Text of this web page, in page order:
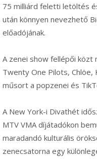
75 milliárd feletti letöltés
után könnyen nevezhető
előadójának.
A zenei show fellépői közt
Twenty One Pilots, Chlöe,
műsort a popzenei és
A New York-i Divathét
MTV VMA díjátadókon
maradandó kulturális
zenecsatorna egy